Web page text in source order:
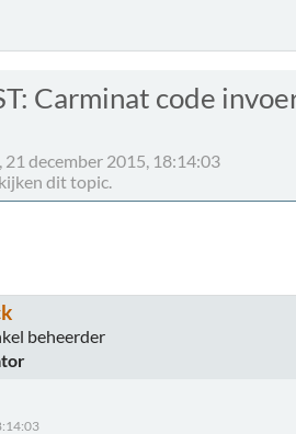
Carminat code
december 2015, 18:14:03
dit topic.
beheerder